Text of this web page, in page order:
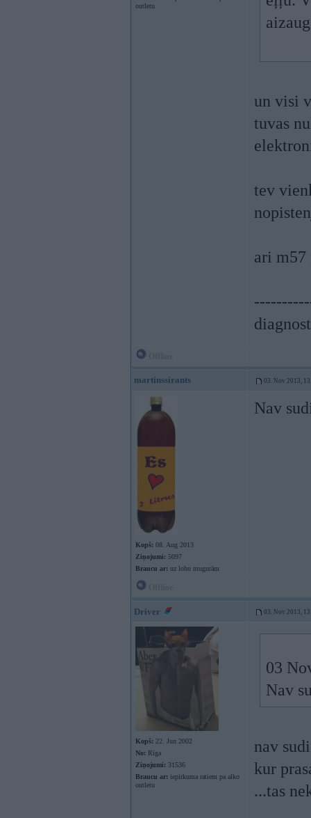
outletu
un visi
tuvas
tev
ari
martinssirants 03. Nov 2013,
Kopš: 08. Aug 2013
Ziņojumi: 5097
Braucu ar: uz lohu mugurām
Nav
Driver 03. Nov 2013,
Kopš: 22. Jun 2002
No: Rīga
Ziņojumi: 31536
Braucu ar: iepirkuma ratiem pa alko
outletu
03
Nav
nav
kur
...tas